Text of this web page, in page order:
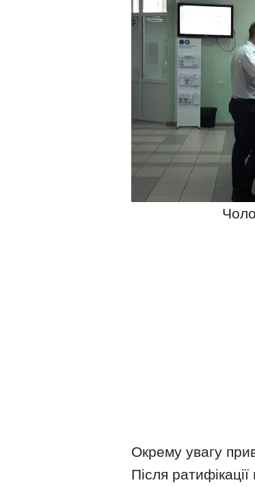
Окрему увагу
Після